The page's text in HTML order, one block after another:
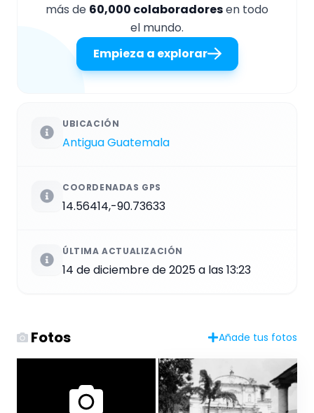
más de 60,000 colaboradoresen todo
el mundo.
Empieza a explorar
UBICACIÓN
Antigua Guatemala
COORDENADAS GPS
14.56414,-90.73633
ÚLTIMA ACTUALIZACIÓN
14 de diciembre de 2025 a las 13:23
Fotos Añade tus fotos